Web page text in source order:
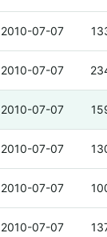
2010-07-07
(1)
2010-07-07
2010-07-07
2010-07-07
2010-07-07
(1)
2010-07-07